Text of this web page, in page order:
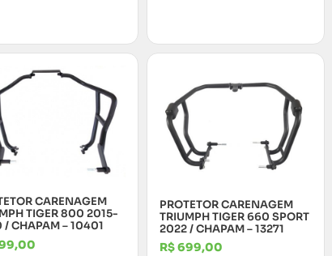
CARENAGEM
TIGER 800 2015-
CHAPAM – 10401
PROTETOR CARENAGEM
TRIUMPH TIGER 660 SPORT
2022 / CHAPAM – 13271
R$699,00